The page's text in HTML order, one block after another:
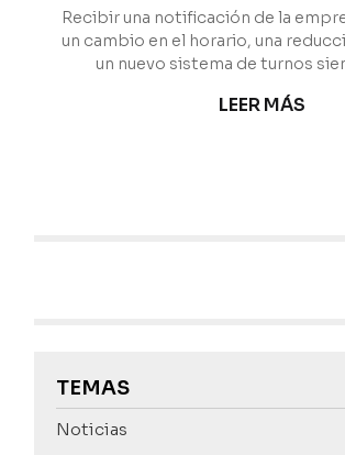
TEMAS
Noticias
opciones
Recibir una notificación de la
un cambio en el horario, una
un nuevo sistema de turnos
decisiones se presentan como
LEER MÁS